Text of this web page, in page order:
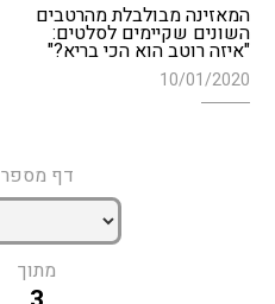
המאזינה מבולבלת מהרטבים
השונים שקיימים לסלטים:
"איזה רוטב הוא הכי בריא?"
10/01/2020
דף מספר
מתוך